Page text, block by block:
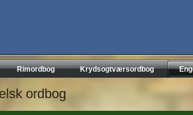
Rimordbog Krydsogtværsordbog
ordbog